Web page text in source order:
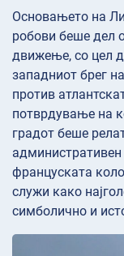
Основањето на
робови беше дел
движење, со цел
западниот брег
против
потврдување на
градот беше
француската
служи како
симболично и